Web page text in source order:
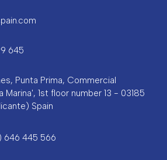
645
Punta Prima, Commercial
Marina', 1st floor number 13 - 03185
Spain
646 445 566